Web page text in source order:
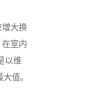
增大换
室内
以维
值。